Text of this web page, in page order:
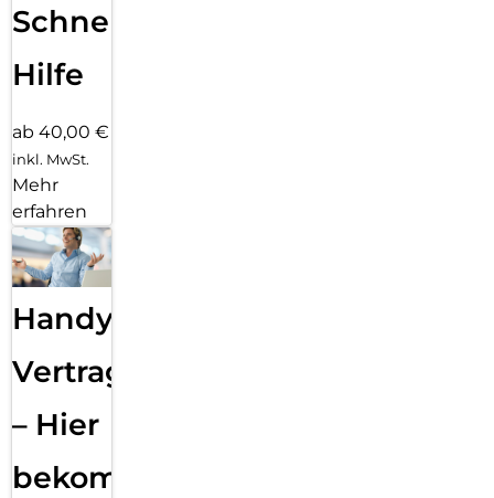
Schnelle
Hilfe
ab 40,00 €
inkl. MwSt.
Mehr
erfahren
Handy
Vertragsabwicklung
– Hier
bekommst